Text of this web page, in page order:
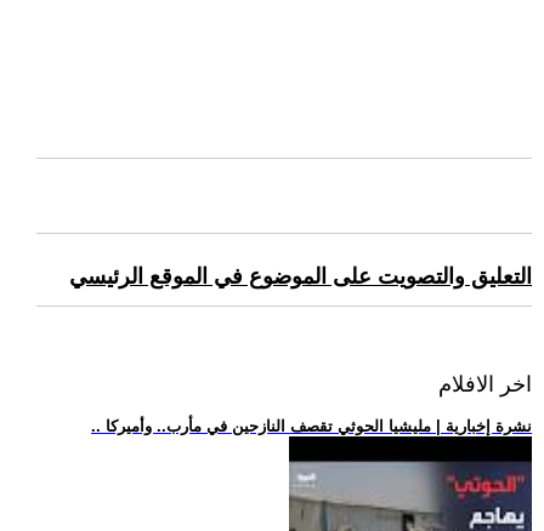
التعليق والتصويت على الموضوع في الموقع الرئيسي
اخر الافلام
.. نشرة إخبارية | مليشيا الحوثي تقصف النازحين في مأرب.. وأميركا